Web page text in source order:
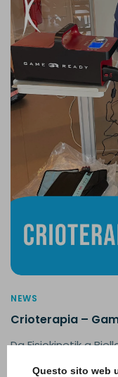
Questo sito web
NEWS
Crioterapia –
Da Fisiokinetik a
Crioterapia –